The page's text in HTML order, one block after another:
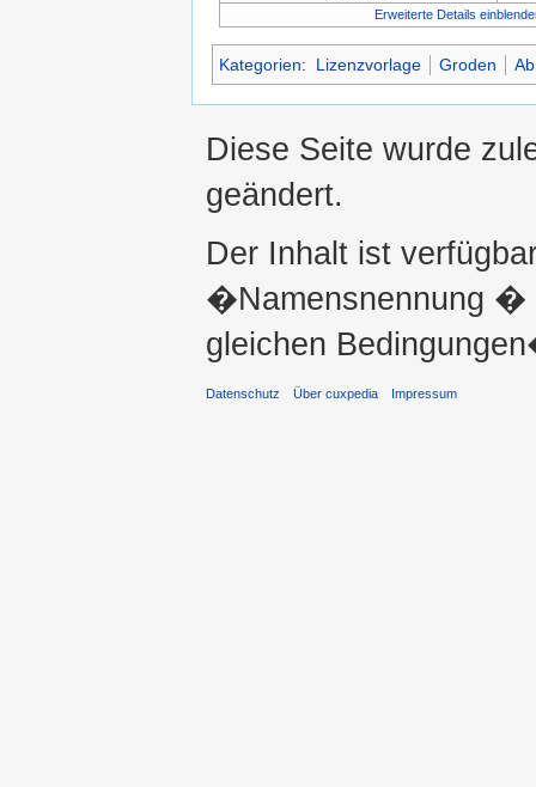
Erweiterte Details
Kategorien: Lizenzvorlage Groden
Diese Seite wurde
geändert.
Der Inhalt ist
�Namensnennung �
gleichen
Datenschutz Über cuxpedia Impressum